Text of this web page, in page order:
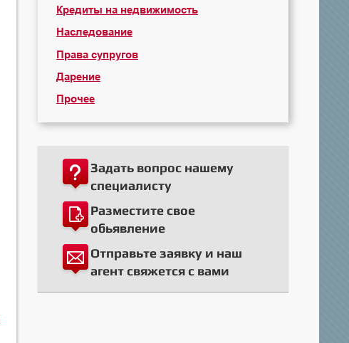
Кредиты на недвижимость
Наследование
Права супругов
Дарение
Прочее
Задать вопрос нашему
специалисту
Разместите свое
обьявление
Отправьте заявку и наш
агент свяжется с вами